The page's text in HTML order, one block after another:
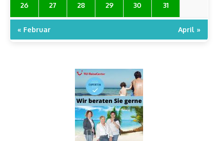
26 27 28 29 30 31
« Februar April »